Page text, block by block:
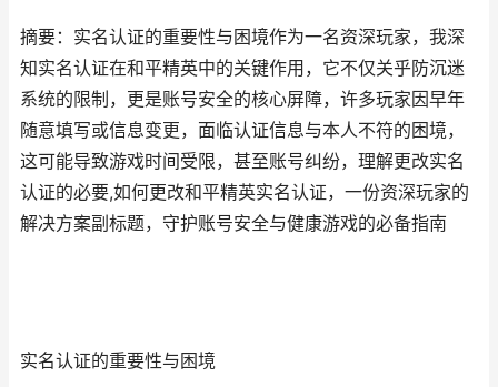
摘要：实名认证的重要性与困境作为一名资深玩家，我深
知实名认证在和平精英中的关键作用，它不仅关乎防沉迷
系统的限制，更是账号安全的核心屏障，许多玩家因早年
随意填写或信息变更，面临认证信息与本人不符的困境，
这可能导致游戏时间受限，甚至账号纠纷，理解更改实名
认证的必要,如何更改和平精英实名认证，一份资深玩家的
解决方案副标题，守护账号安全与健康游戏的必备指南
实名认证的重要性与困境